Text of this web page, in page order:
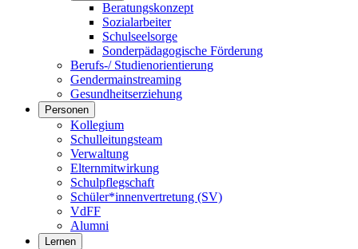
Beratungskonzept
Sozialarbeiter
Schulseelsorge
Sonderpädagogische Förderung
Berufs-/ Studienorientierung
Gendermainstreaming
Gesundheitserziehung
Personen
Kollegium
Schulleitungsteam
Verwaltung
Elternmitwirkung
Schulpflegschaft
Schüler*innenvertretung (SV)
VdFF
Alumni
Lernen